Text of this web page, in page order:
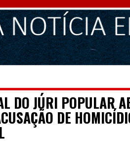
DO JÚRI POPULAR
DE